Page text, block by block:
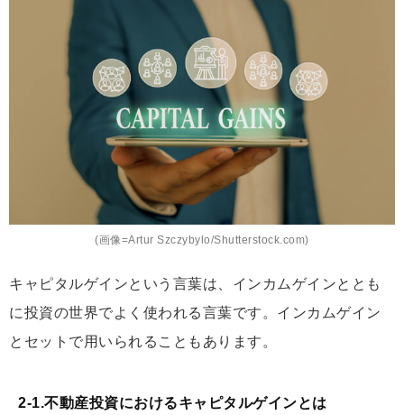
(画像=Artur Szczybylo/Shutterstock.com)
キャピタルゲインという言葉は、インカムゲインととも
に投資の世界でよく使われる言葉です。インカムゲイン
とセットで用いられることもあります。
2-1.不動産投資におけるキャピタルゲインとは